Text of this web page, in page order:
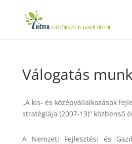
Válogatás
„A kis- és középvállalkozások
stratégiája (2007-13)” közbenső
A Nemzeti Fejlesztési és